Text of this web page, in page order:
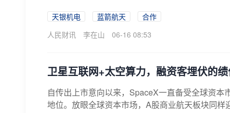
天银机电 蓝箭航天
合作
人民财讯
李在山 06-16 08:53
卫星互联网+太空算力，融资客埋伏的
自传出上市意向以来，SpaceX一直备受全球资
地位。放眼全球资本市场，A股商业航天板块同